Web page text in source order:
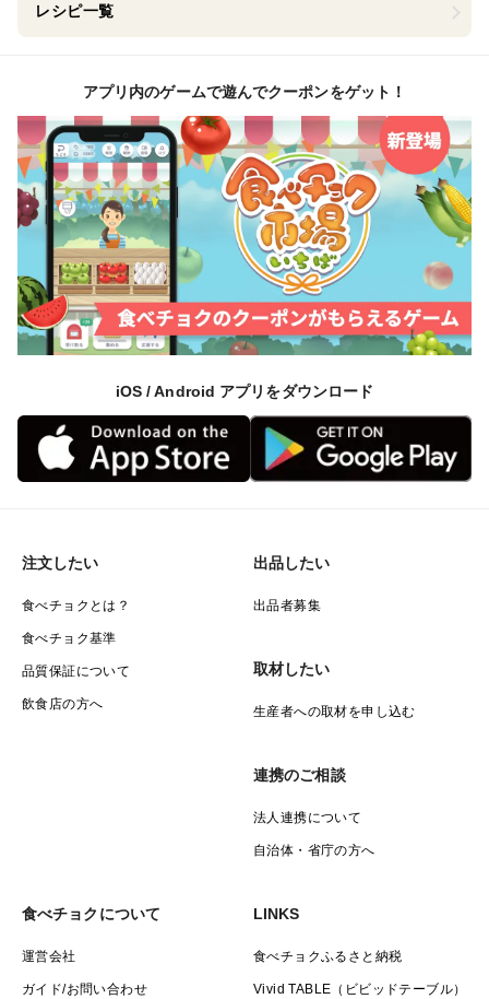
レシピ一覧
アプリ内のゲームで遊んでクーポンをゲット！
iOS / Android アプリをダウンロード
注文したい
食べチョクとは？
食べチョク基準
品質保証について
飲食店の方へ
出品したい
出品者募集
取材したい
生産者への取材を申し込む
連携のご相談
法人連携について
自治体・省庁の方へ
食べチョクについて
運営会社
ガイド/お問い合わせ
LINKS
食べチョクふるさと納税
Vivid TABLE（ビビッドテーブル）